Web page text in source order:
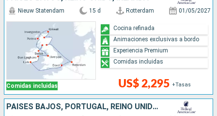
Comidas incluidas
Nieuw Statendam 15 d Rotterdam 01/05/2027
US$ 2,295 +Tasas
Cocina refinada
Animaciones exclusivas a bordo
Experiencia Premium
Comidas incluidas
PAISES BAJOS, PORTUGAL, REINO UNIDO, MARRUECOS